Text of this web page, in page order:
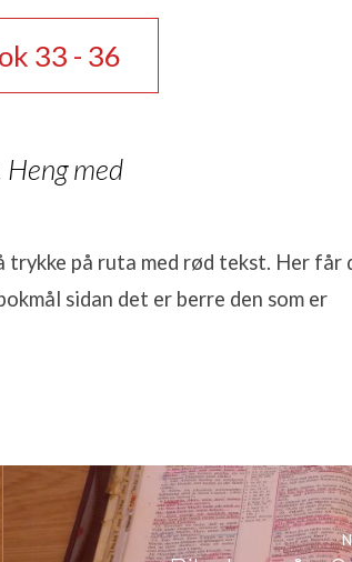
33 - 36
med
trykke på ruta med rød tekst. Her får
sidan det er berre den som er